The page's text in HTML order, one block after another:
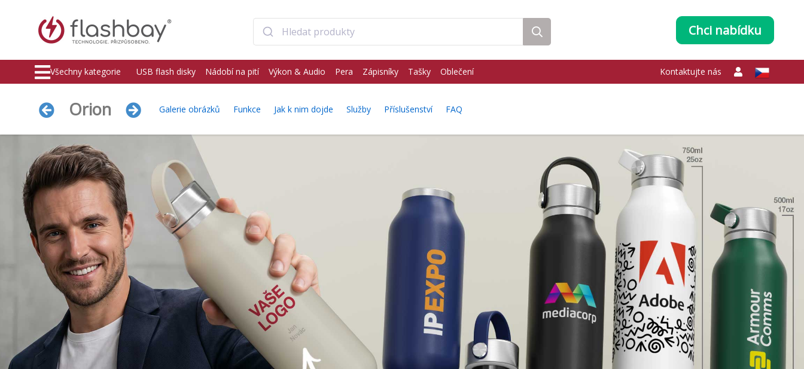
Chci nabídku
Všechny kategorie USB flash disky Nádobí na pití Výkon & Audio Pera Zápisníky Tašky Oblečení Kontaktujte nás
Orion Galerie obrázků Funkce Jak k nim dojde Služby Příslušenství FAQ